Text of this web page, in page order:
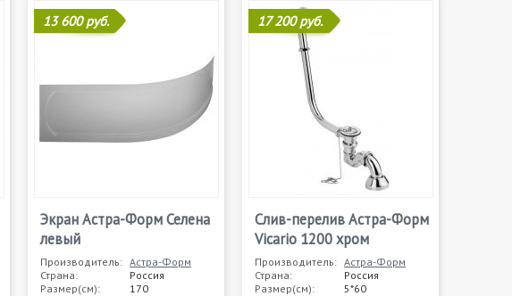
13 600 руб.
Экран Астра-Форм Селена
левый
Производитель: Астра-Форм
Страна:
Россия
Размер(см):
170
17 200 руб.
Слив-перелив Астра-Форм
Vicario 1200 хром
Производитель: Астра-Форм
Страна:
Россия
Размер(см):
5*60